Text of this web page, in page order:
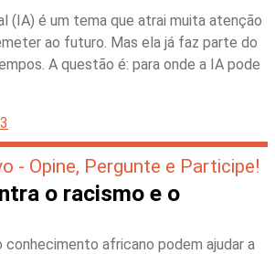
(IA) é um tema que atrai muita atenção
ao futuro. Mas ela já faz parte do
A questão é: para onde a IA pode
- Opine, Pergunte e Participe!
o racismo e o
conhecimento africano podem ajudar a